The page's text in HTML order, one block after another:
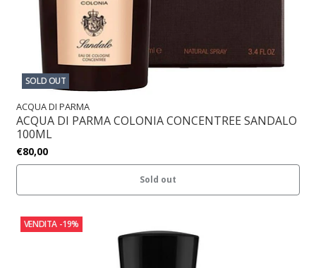
SOLD OUT
ACQUA DI PARMA
ACQUA DI PARMA COLONIA CONCENTREE SANDALO
100ML
€80,00
Sold out
VENDITA -19%